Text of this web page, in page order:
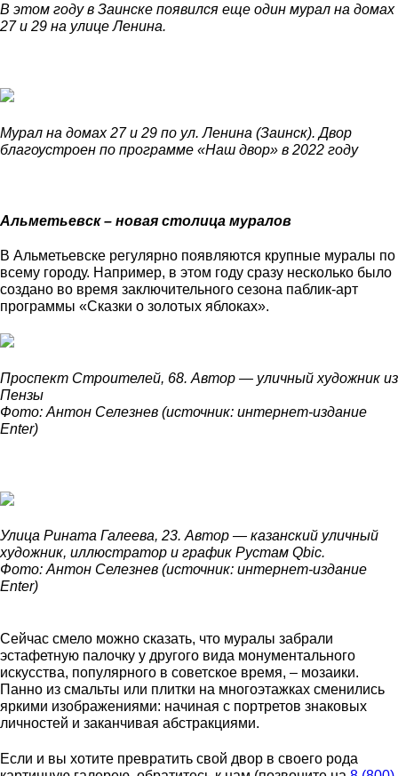
В этом году в Заинске появился еще один мурал на домах
27 и 29 на улице Ленина.
Мурал на домах 27 и 29 по ул. Ленина (Заинск). Двор
благоустроен по программе «Наш двор» в 2022 году
Альметьевск – новая столица муралов
В Альметьевске регулярно появляются крупные муралы по
всему городу. Например, в этом году сразу несколько было
создано во время заключительного сезона паблик-арт
программы «Сказки о золотых яблоках».
Проспект Строителей, 68. Автор — уличный художник из
Пензы
Фото: Антон Селезнев (источник: интернет-издание
Enter)
Улица Рината Галеева, 23. Автор — казанский уличный
художник, иллюстратор и график Рустам Qbic.
Фото: Антон Селезнев (источник: интернет-издание
Enter)
Сейчас смело можно сказать, что муралы забрали
эстафетную палочку у другого вида монументального
искусства, популярного в советское время, – мозаики.
Панно из смальты или плитки на многоэтажках сменились
яркими изображениями: начиная с портретов знаковых
личностей и заканчивая абстракциями.
Если и вы хотите превратить свой двор в своего рода